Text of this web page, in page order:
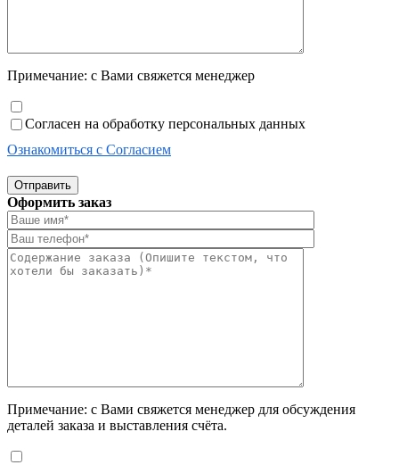
Примечание: с Вами свяжется менеджер
Согласен на обработку персональных данных
Ознакомиться с Согласием
Отправить
Оформить заказ
Примечание: с Вами свяжется менеджер для обсуждения
деталей заказа и выставления счёта.